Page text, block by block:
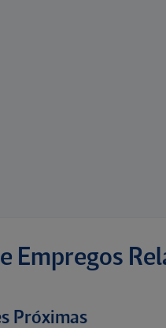
Empregos
Próximas